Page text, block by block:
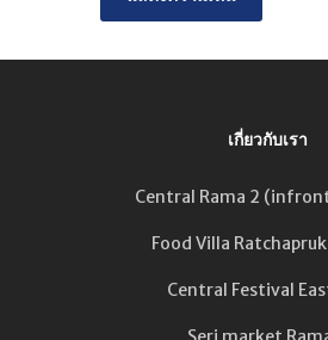
เกี่ยวกับเรา
Central Rama 2
Food Villa
Central Festival